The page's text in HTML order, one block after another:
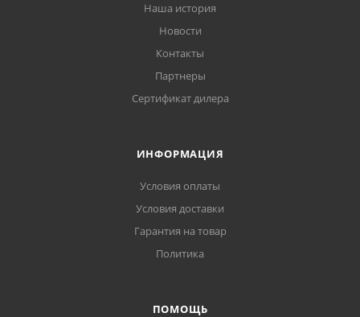
Наша история
Новости
Контакты
Партнеры
Сертификат дилера
ИНФОРМАЦИЯ
Условия оплаты
Условия доставки
Гарантия на товар
Политика
ПОМОЩЬ